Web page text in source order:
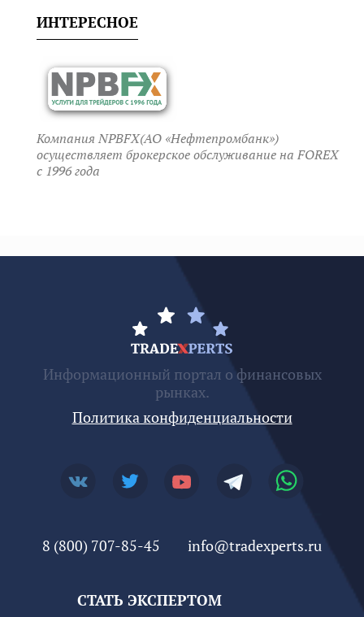
ИНТЕРЕСНОЕ
Компания NPBFX(АО «Нефтепромбанк»)
осуществляет брокерское обслуживание на FOREX
c 1996 года
Информационный портал о финансовых
рынках.
Политика конфиденциальности
8 (800) 707-85-45 info@tradexperts.ru
СТАТЬ ЭКСПЕРТОМ